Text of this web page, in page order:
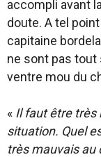
accompli avant
doute. A tel
capitaine
ne sont pas tout
ventre mou du
« Il faut être très
situation. Quel
très mauvais au